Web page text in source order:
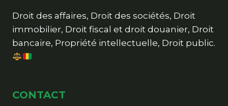
Droit des affaires, Droit des sociétés, Droit
immobilier, Droit fiscal et droit douanier, Droit
bancaire, Propriété intellectuelle, Droit public.
CONTACT